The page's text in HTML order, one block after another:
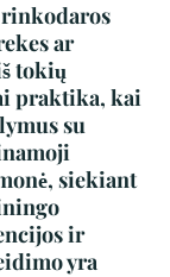
rinkodaros
ar
tokių
praktika, kai
su
siekiant
ir
yra